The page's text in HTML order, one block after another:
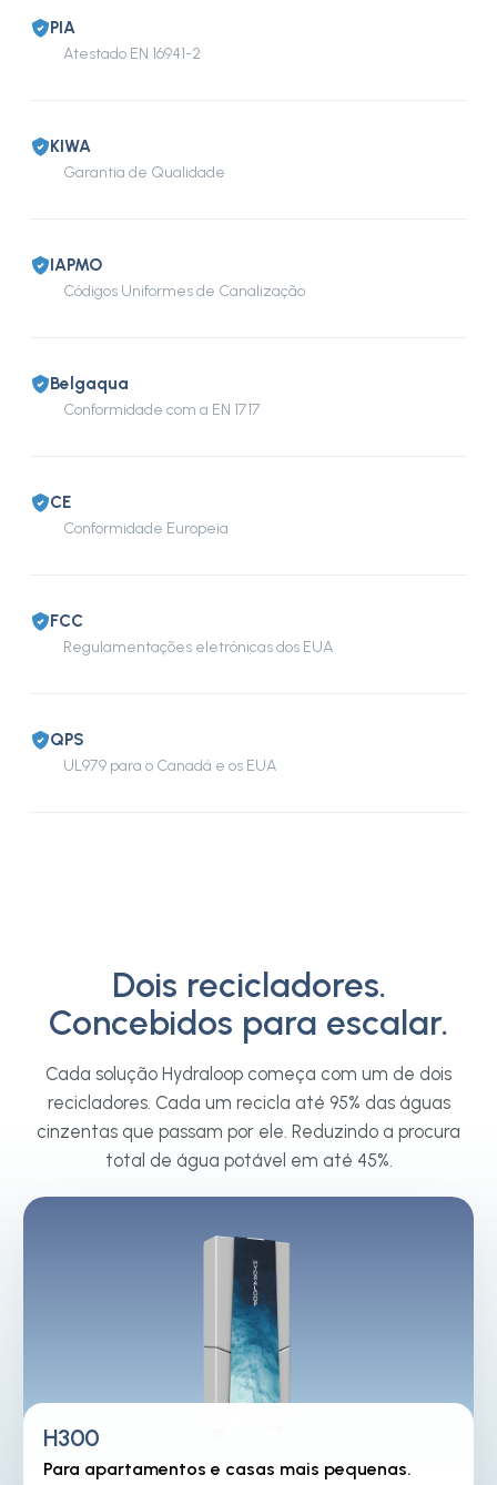
PIA
Atestado EN 16941-2
KIWA
Garantia de Qualidade
IAPMO
Códigos Uniformes de Canalização
Belgaqua
Conformidade com a EN 1717
CE
Conformidade Europeia
FCC
Regulamentações eletrónicas dos EUA
QPS
UL979 para o Canadá e os EUA
Dois recicladores.
Concebidos para escalar.
Cada solução Hydraloop começa com um de dois
recicladores. Cada um recicla até 95% das águas
cinzentas que passam por ele. Reduzindo a procura
total de água potável em até 45%.
H300
Para apartamentos e casas mais pequenas.